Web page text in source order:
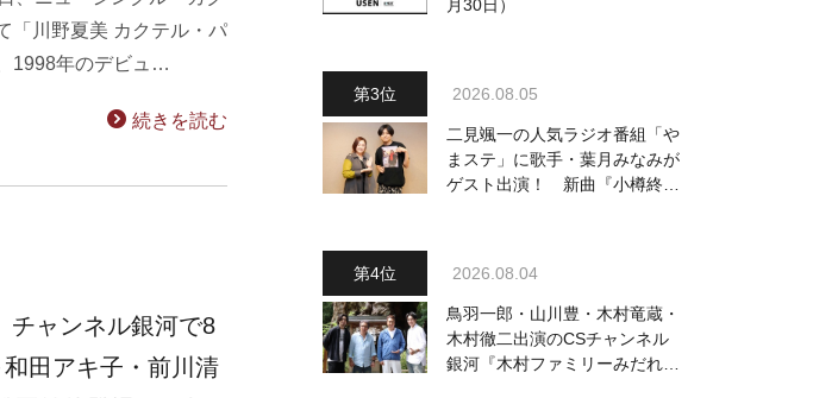
「川野夏美 カクテル・パ
1998年のデビュ…
続きを読む
チャンネル銀河で8
田アキ子・前川清
月30日）
2026.08.05
二見颯一の人気ラジオ番組「や
まステ」に歌手・葉月みなみが
ゲスト出演！ 新曲『小樽終着
2026.08.04
鳥羽一郎・山川豊・木村竜蔵・
木村徹二出演のCSチャンネル
銀河『木村ファミリーみだれ旅